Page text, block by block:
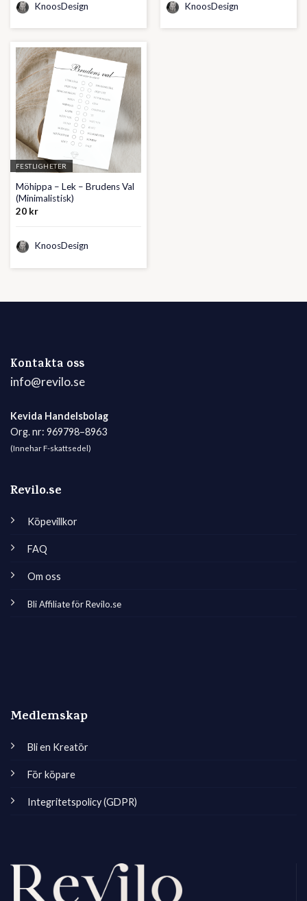
KnoosDesign KnoosDesign
FESTLIGHETER
Möhippa – Lek – Brudens Val
(Minimalistisk)
20 kr
KnoosDesign
Kontakta oss
info@revilo.se
Kevida Handelsbolag
Org. nr: 969798–8963
(Innehar F-skattsedel)
Revilo.se
Köpevillkor
FAQ
Om oss
Bli Affiliate för Revilo.se
Medlemskap
Bli en Kreatör
För köpare
Integritetspolicy (GDPR)